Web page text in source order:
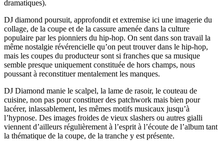
dramatiques).
DJ diamond poursuit, approfondit et extremise ici une imagerie du
collage, de la coupe et de la cassure amenée dans la culture
populaire par les pionniers du hip-hop. On sent dans son travail la
même nostalgie révérencielle qu’on peut trouver dans le hip-hop,
mais les coupes du producteur sont si franches que sa musique
semble presque uniquement constituée de hors champs, nous
poussant à reconstituer mentalement les manques.
DJ Diamond manie le scalpel, la lame de rasoir, le couteau de
cuisine, non pas pour constituer des patchwork mais bien pour
lacérer, inlassablement, les mêmes motifs musicaux jusqu’à
l’hypnose. Des images froides de vieux slashers ou autres gialli
viennent d’ailleurs régulièrement à l’esprit à l’écoute de l’album tant
la thématique de la coupe, de la tranche y est présente.